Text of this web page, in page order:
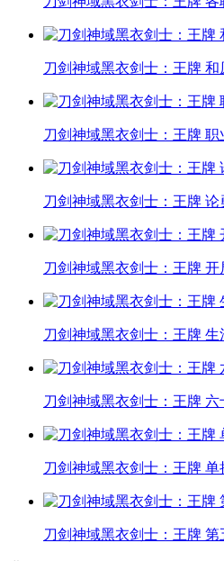
刀剑神域黑衣剑士：王牌
刀剑神域黑衣剑士：王牌
刀剑神域黑衣剑士：王牌
刀剑神域黑衣剑士：王牌
刀剑神域黑衣剑士：王牌
刀剑神域黑衣剑士：王牌 六
刀剑神域黑衣剑士：王牌 单
刀剑神域黑衣剑士：王牌